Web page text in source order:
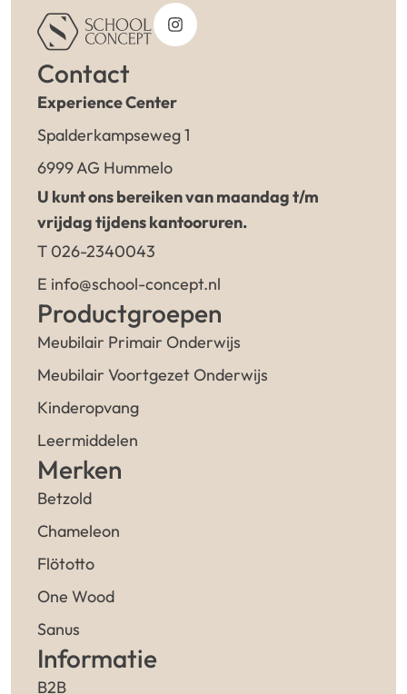
Contact
Experience Center
Spalderkampseweg 1
6999 AG Hummelo
U kunt ons bereiken van maandag t/m
vrijdag tijdens kantooruren.
T 026-2340043
E info@school-concept.nl
Productgroepen
Meubilair Primair Onderwijs
Meubilair Voortgezet Onderwijs
Kinderopvang
Leermiddelen
Merken
Betzold
Chameleon
Flötotto
One Wood
Sanus
Informatie
B2B